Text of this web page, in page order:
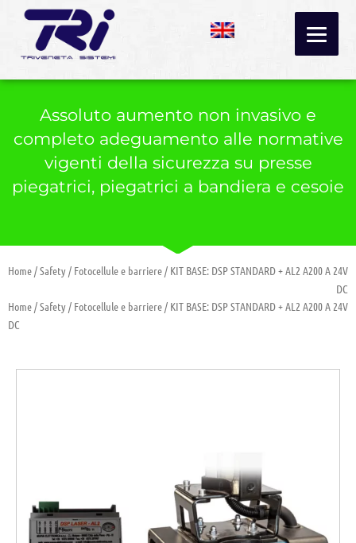
contenuto
Assoluto aumento non invasivo e
completo adeguamento alle normative
vigenti della sicurezza su presse
piegatrici, piegatrici a bandiera e cesoie
Home/Safety/ Fotocellule e barriere/ KIT BASE: DSP STANDARD + AL2 A200 A 24V
DC
Home/Safety/ Fotocellule e barriere/ KIT BASE: DSP STANDARD + AL2 A200 A 24V
DC